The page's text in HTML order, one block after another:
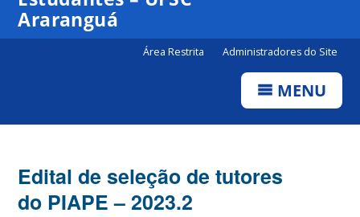
Araranguá
Área Restrita Administradores do Site
MENU
Edital de seleção de tutores
do PIAPE – 2023.2